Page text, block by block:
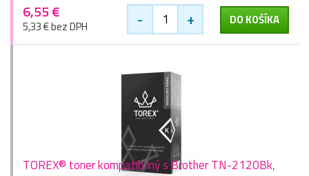
6,55 €
5,33 € bez DPH - + DO KOŠÍKA
TOREX® toner kompatibilný s Brother TN-2120Bk,